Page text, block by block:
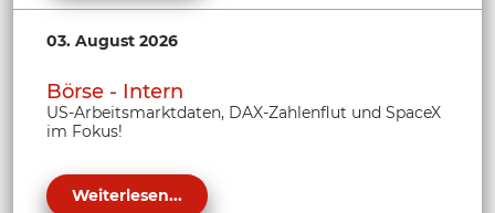
03. August 2026
Börse - Intern
US-Arbeitsmarktdaten, DAX-Zahlenflut und SpaceX
im Fokus!
Weiterlesen...